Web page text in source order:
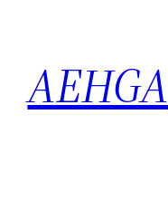
contenido
AEHGA